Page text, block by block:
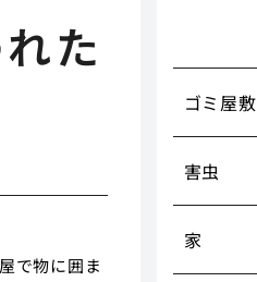
た
で物に囲ま
ゴミ屋敷
害虫
家